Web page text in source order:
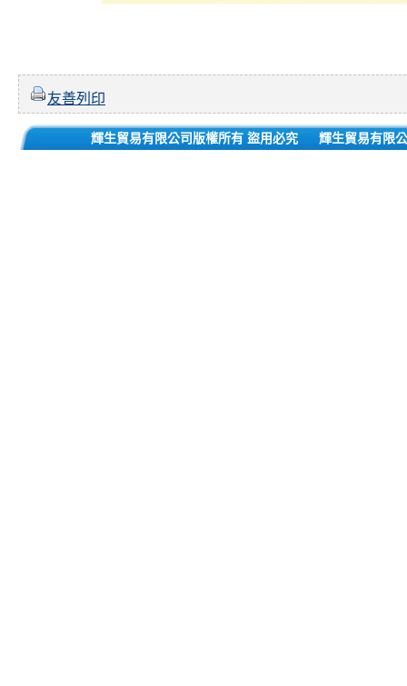
友善列印
輝生貿易有限公司版權所有 盜用必究 輝生貿易有限